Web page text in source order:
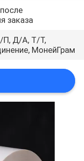
заказа
П, Д/А, Т/Т,
МонейГрам